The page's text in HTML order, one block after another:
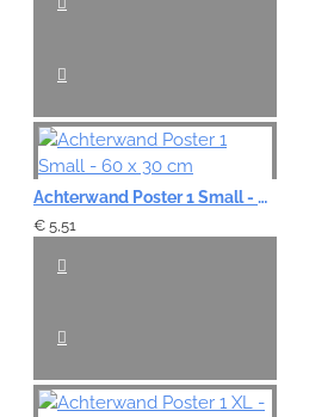
Achterwand Poster 1 Small - 60 x 30 cm
€ 5,51